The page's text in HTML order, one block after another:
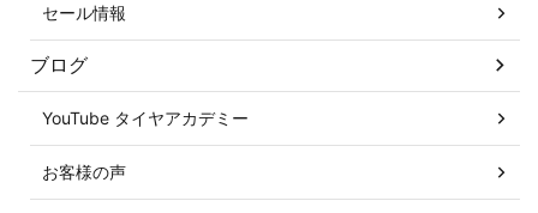
セール情報
ブログ
YouTube タイヤアカデミー
お客様の声